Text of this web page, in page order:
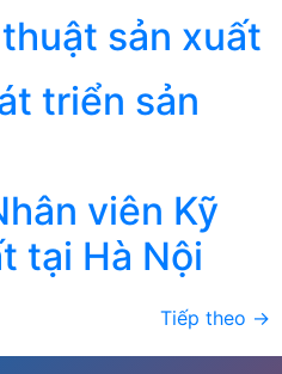
sản xuất
triển sản
viên Kỹ
tại Hà Nội
Tiếp theo →